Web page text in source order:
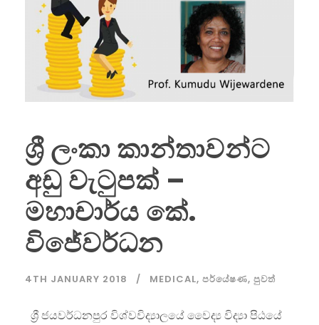
ශ්‍රී ලංකා කාන්තාවන්ට
අඩු වැටුපක් –
මහාචාර්ය කේ.
විජේවර්ධන
4TH JANUARY 2018 MEDICAL, පර්යේෂණ, පුවත්
ශ්‍රී ජයවර්ධනපුර විශ්වවිද්‍යාලයේ වෛද්‍ය විද්‍යා පිඨයේ